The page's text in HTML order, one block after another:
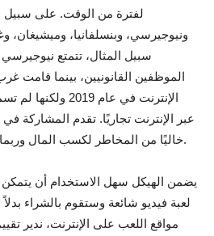
لفترة من الوقت. على
ونيوجيرسي، وبنسلفانيا، وميشيغان،
سبيل المثال، تتمتع
الموظفين القانونيين، بينما قامت
الإنترنت في عام
عبر الإنترنت تجاريًا. تقدم المشاركة
خاليًا من المخاطر لكسب المال وربما تكسب أموالاً دون استثمار.
يضمن الهيكل سهل الاستخدام أن
لعبة فيديو شائعة وستقوم بالشراء
مواقع اللعب على الإنترنت، ندير